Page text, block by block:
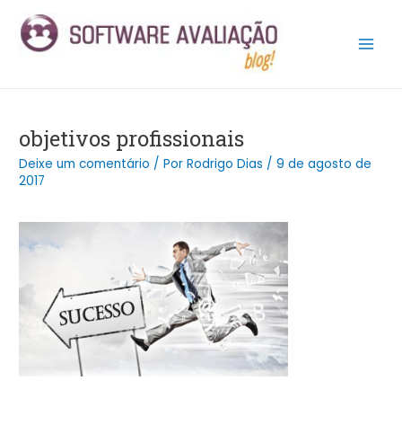
para
objetivos profissionais
Deixe um comentário / PorRodrigo Dias /9 de agosto de
2017
navigation